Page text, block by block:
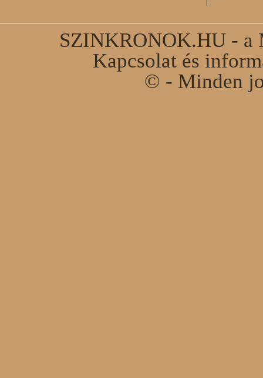
SZINKRONOK.HU - a
Kapcsolat és
© - Minden